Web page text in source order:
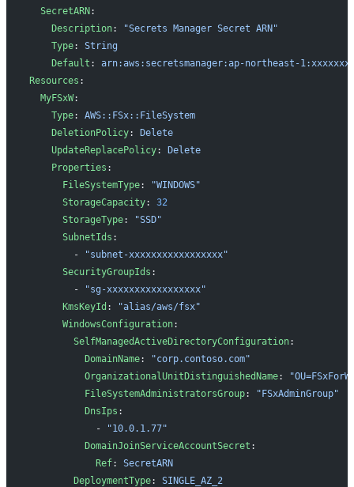
  SecretARN
:
    Description
:
"Secrets Manager Secret ARN"
    Type
: String
    Default
: arn:aws:secretsmanager:ap-northeast-
Resources :
  MyFSxW
:
    Type
: AWS::FSx::FileSystem
    DeletionPolicy
: Delete
    UpdateReplacePolicy
: Delete
    Properties
:
      FileSystemType
:
"WINDOWS"
      StorageCapacity
: 32
      StorageType
:
"SSD"
      SubnetIds
:
        -
"subnet-xxxxxxxxxxxxxxxxx"
      SecurityGroupIds
:
        -
"sg-xxxxxxxxxxxxxxxxx"
      KmsKeyId
:
"alias/aws/fsx"
      WindowsConfiguration
:
        SelfManagedActiveDirectoryConfiguration
:
          DomainName
:
"corp.contoso.com"
          OrganizationalUnitDistinguishedName
:
          FileSystemAdministratorsGroup
:
"FSxAdminGroup"
          DnsIps
:
            -
"10.0.1.77"
          DomainJoinServiceAccountSecret
:
            Ref
: SecretARN
        DeploymentType
: SINGLE_AZ_2